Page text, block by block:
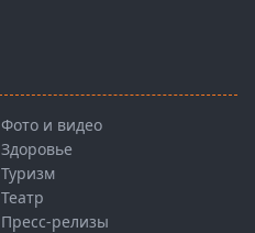
Фото и видео
Здоровье
Туризм
Театр
Пресс-релизы